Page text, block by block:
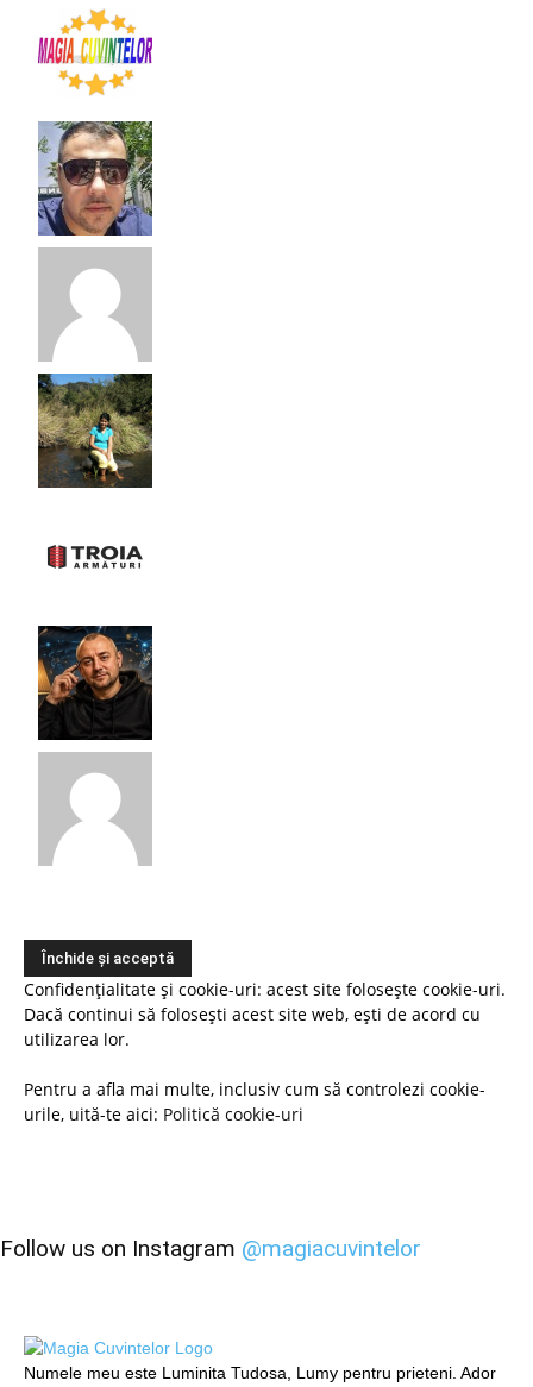
Confidențialitate și cookie-uri: acest site folosește cookie-uri.
Dacă continui să folosești acest site web, ești de acord cu
utilizarea lor.
Pentru a afla mai multe, inclusiv cum să controlezi cookie-
urile, uită-te aici: Politică cookie-uri
Follow us on Instagram @magiacuvintelor
Numele meu este Luminita Tudosa, Lumy pentru prieteni. Ador